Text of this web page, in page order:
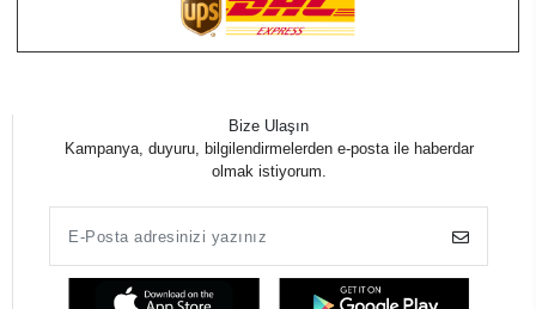
Bize Ulaşın
Kampanya, duyuru, bilgilendirmelerden e-posta ile haberdar
olmak istiyorum.